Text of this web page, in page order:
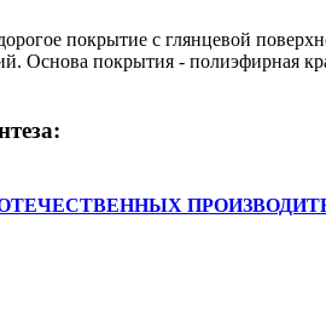
покрытие с глянцевой
Основа покрытия - полиэфирная